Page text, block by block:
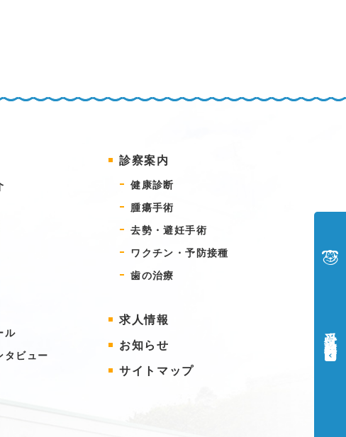
ル
タビュー
診察案内
健康診断
腫瘍手術
去勢・避妊手術
ワクチン・予防接種
歯の治療
求人情報
お知らせ
サイトマップ
受付・診察時間